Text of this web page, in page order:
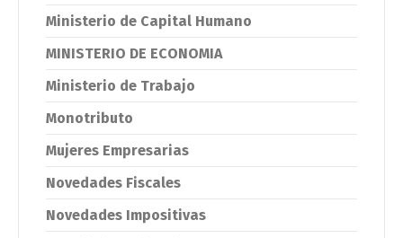
Ministerio de Capital Humano
MINISTERIO DE ECONOMIA
Ministerio de Trabajo
Monotributo
Mujeres Empresarias
Novedades Fiscales
Novedades Impositivas